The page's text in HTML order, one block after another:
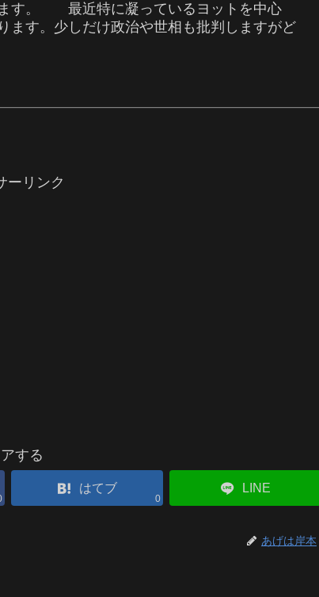
す。 最近特に凝っているヨットを中心
ます。少しだけ政治や世相も批判しますがど
ーリンク
する
はてブ
0
LINE
あげは岸本